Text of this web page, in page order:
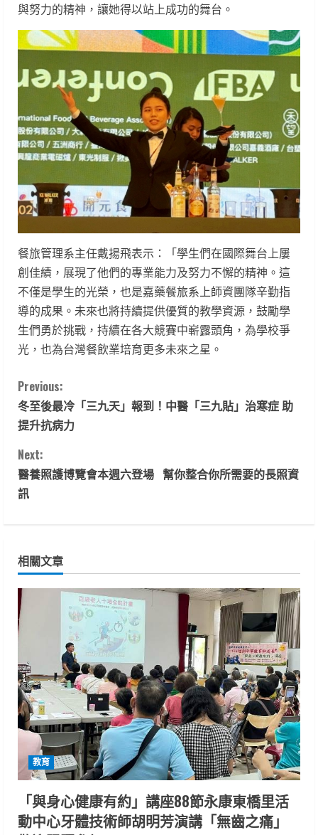
與努力的精神，讓她得以站上成功的舞台。
餐旅管理系主任戴揚飛表示：「學生們在國際舞台上屢
創佳績，展現了他們的專業能力及努力不懈的精神。這
不僅是學生的光榮，也是嘉藥餐旅系上師資團隊辛勤指
導的成果。未來也將持續提供優質的教學資源，鼓勵學
生們勇於挑戰，持續在各大競賽中嶄露頭角，為學校爭
光，也為台灣餐飲業培育更多未來之星。
C
o
n
t
i
u
e
R
e
a
d
i
n
g
Previous:
冬至後最冷「三九天」報到！中醫「三九貼」治寒症 助
提升抗病力
Next:
醫養照護博覽會本週六登場 幫你整合你所需要的長照資
訊
相關文章
教育
「與身心健康有約」講座88節永康東橋里活
動中心牙體技術師胡明芳演講「無齒之痛」